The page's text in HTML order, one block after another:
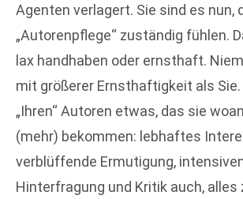
Agenten verlagert. Sie sind es nun,
„Autorenpflege“ zuständig fühlen.
lax handhaben oder ernsthaft.
mit größerer Ernsthaftigkeit als Sie.
„Ihren“ Autoren etwas, das sie
(mehr) bekommen: lebhaftes
verblüffende Ermutigung,
Hinterfragung und Kritik auch, alles